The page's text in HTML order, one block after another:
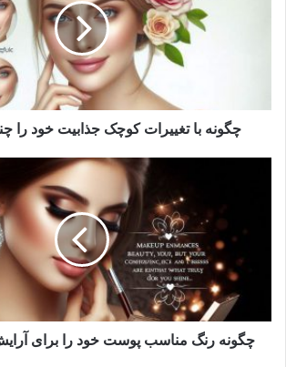
چگونه با تغییرات کوچک جذابیت خود را
چگونه رنگ مناسب پوست خود را برای